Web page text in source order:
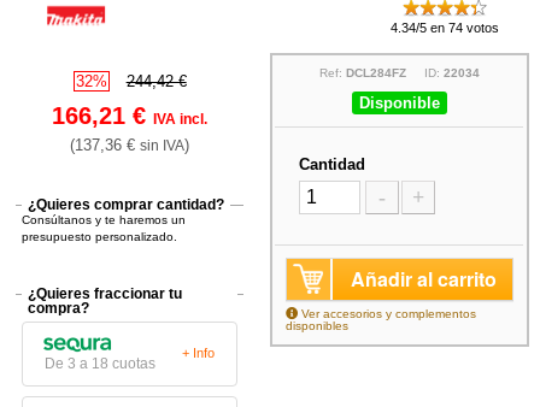
4.34/5 en 74 votos
32% 244,42 €
166,21 €IVA incl.
(137,36 €sin IVA)
¿Quieres comprar cantidad?
Consúltanos y te haremos un
presupuesto personalizado.
¿Quieres fraccionar tu
compra?
De 3 a 18 cuotas
+ Info
Ref: DCL284FZID: 22034
Disponible
Cantidad
- +
Añadir al carrito
Ver accesorios y complementos
disponibles